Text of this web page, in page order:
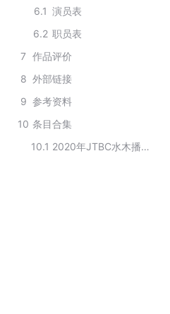
6.1 演员表
6.2 职员表
7 作品评价
8 外部链接
9 参考资料
10 条目合集
10.1
2020年JTBC水木播出的迷你连续剧